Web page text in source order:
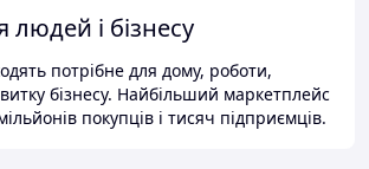
і бізнесу
потрібне для дому, роботи,
бізнесу. Найбільший маркетплейс
покупців і тисяч підприємців.